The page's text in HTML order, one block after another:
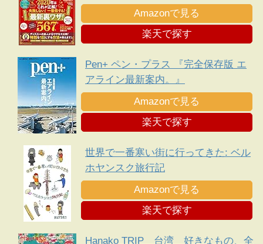
ョン
Amazonで見る
楽天で探す
Pen+ ペン・プラス 『完全保存版 エ
アライン最新案内。』
Amazonで見る
楽天で探す
世界で一番寒い街に行ってきた: ベル
ホヤンスク旅行記
Amazonで見る
楽天で探す
Hanako TRIP 台湾 好きなもの、全